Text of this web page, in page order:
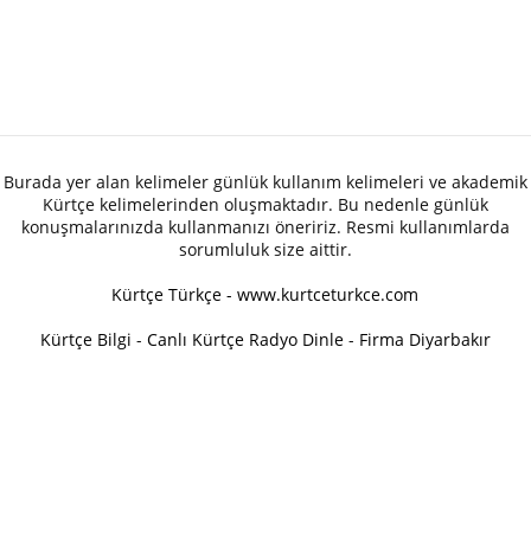
Burada yer alan kelimeler günlük kullanım kelimeleri ve akademik
Kürtçe kelimelerinden oluşmaktadır. Bu nedenle günlük
konuşmalarınızda kullanmanızı öneririz. Resmi kullanımlarda
sorumluluk size aittir.
Kürtçe Türkçe - www.kurtceturkce.com
Kürtçe Bilgi - Canlı Kürtçe Radyo Dinle - Firma Diyarbakır